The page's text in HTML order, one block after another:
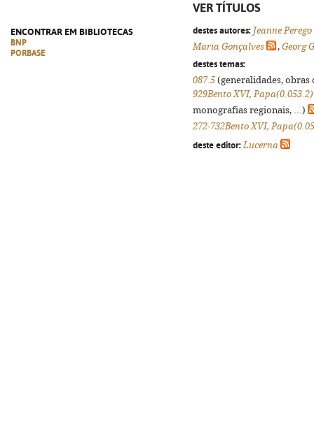
ENCONTRAR EM BIBLIOTECAS
BNP
PORBASE
VER TÍTULOS
destes autores: Jeanne Perego
Maria Gonçalves
, Georg
destes temas:
087.5 (generalidades,
929Bento XVI, Papa(0.053.2)
monografias regionais, ...)
272-732Bento XVI,
deste editor: Lucerna